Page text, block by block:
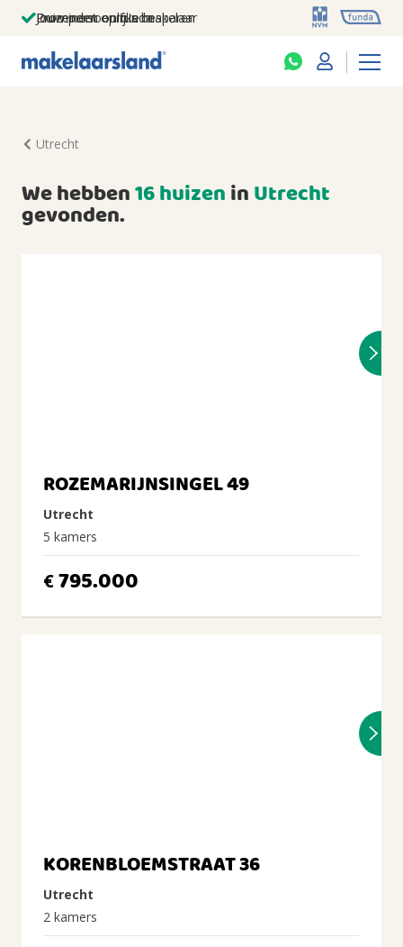
Jouw persoonlijke makelaar
Duizenden euro's besparen
Prominent op funda
Utrecht
We hebben16 huizeninUtrecht
gevonden.
ROZEMARIJNSINGEL 49
Utrecht
5 kamers
€795.000
KORENBLOEMSTRAAT 36
Utrecht
2 kamers